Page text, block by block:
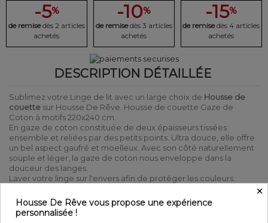
-5%
de remise dès 2 articles
achetés
-10%
de remise dès 3 articles
achetés
-15%
de remise dès 4 articles
achetés
DESCRIPTION DÉTAILLÉE
Sublimez votre Linge de lit avec un large choix de Housse de
couette sur Housse De Rêve. Housse de couette Gaze de
Coton à motifs 220x240 cm.
En gaze de coton constituée de deux épaisseurs tissées
ensemble et reliées par des petits points. Ultra douce, elle offre
un bel aspect gaufré et moelleux. Avec son côté naturellement
souple et léger, la gaze de coton nous enveloppe dans la
douceur des langes.
Laver votre linge sur l'envers afin de protéger les couleurs.
100% Coton Double gaze de coton 125 gr/m² - 240x220 cm
Ouverture à boutonnières + boutons bois Lavable à 40° C
×
Housse De Rêve vous propose une expérience
personnalisée !